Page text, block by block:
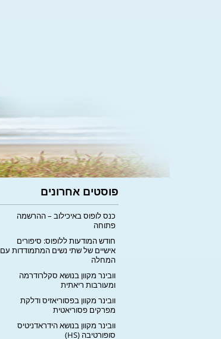
פוסטים אחרונים
כנס לופוס באיכילוב – ההרשמה
פתוחה
חודש המודעות ללופוס: סיפורים
אישיים של שתי נשים המתמודדות עם
המחלה
וובינר מקוון בנושא סקלרודרמה
ומעורבות ריאתית
וובינר מקוון בפסוריאזיס ודלקת
מפרקים פסוריאטית
וובינר מקוון בנושא הידראדניטיס
סופורטיבה (HS)